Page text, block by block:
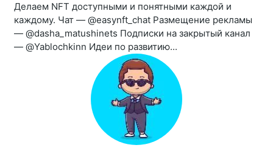
Делаем NFT доступными и понятными каждой и
каждому. Чат — @easynft_chat Размещение рекламы
— @dasha_matushinets Подписки на закрытый канал
— @Yablochkinn Идеи по развитию...